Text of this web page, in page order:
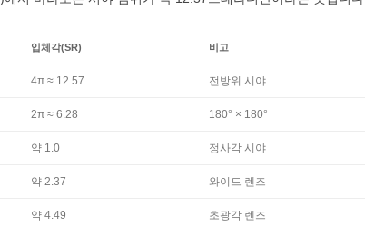
입체각(SR) 비고
4π ≈ 12.57 전방위 시야
2π ≈ 6.28 180° × 180°
약 1.0 정사각 시야
약 2.37 와이드 렌즈
약 4.49 초광각 렌즈